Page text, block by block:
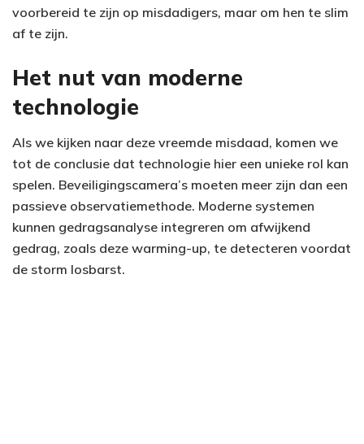
voorbereid te zijn op misdadigers, maar om hen te slim
af te zijn.
Het nut van moderne
technologie
Als we kijken naar deze vreemde misdaad, komen we
tot de conclusie dat technologie hier een unieke rol kan
spelen. Beveiligingscamera’s moeten meer zijn dan een
passieve observatiemethode. Moderne systemen
kunnen gedragsanalyse integreren om afwijkend
gedrag, zoals deze warming-up, te detecteren voordat
de storm losbarst.